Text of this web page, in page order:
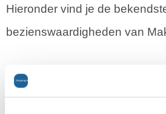
Hieronder vind je de
bezienswaardigheden van
Makarska stadsmuseum